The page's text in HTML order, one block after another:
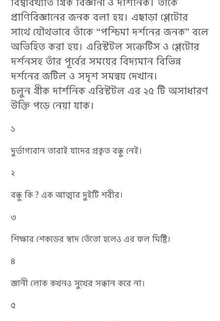
প্রাণিবিজ্ঞানের জনক বলা হয়। এছাড়া প্লেটোর
সাথে যৌথভাবে তাঁকে “পশ্চিমা দর্শনের জনক” বলে
অভিহিত করা হয়। এরিস্টটল সক্রেটিস ও প্লেটোর
দর্শনসহ তাঁর পূর্বের সময়ের বিদ্যমান বিভিন্ন
দর্শনের জটিল ও সদৃশ সমন্বয় দেখান।
চলুন গ্রীক দার্শনিক এরিস্টটল এর ২৫ টি অসাধারণ
উক্তি পড়ে নেয়া যাক।
১
দুর্ভাগ্যবান তারাই যাদের প্রকৃত বন্ধু নেই।
২
বন্ধু কি ? এক আত্মার দুইটি শরীর।
৩
শিক্ষার শেকড়ের স্বাদ তেঁতো হলেও এর ফল মিষ্টি।
৪
জ্ঞানী লোক কখনও সুখের সন্ধান করে না।
৫